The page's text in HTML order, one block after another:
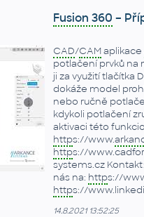
Fusion 360 –
CAD/CAMaplikace
potlačení prvků na
ji za využití tlačítka
dokáže model
nebo ručně
kdykoli potlačení
aktivaci této
https://www.
https://
systems.cz
nás na: https://
https://
14.8.2021 13:52:25